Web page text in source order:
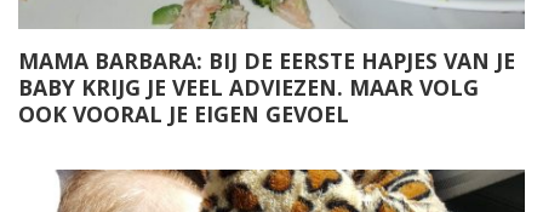
MAMA BARBARA: BIJ DE EERSTE HAPJES VAN JE
BABY KRIJG JE VEEL ADVIEZEN. MAAR VOLG
OOK VOORAL JE EIGEN GEVOEL